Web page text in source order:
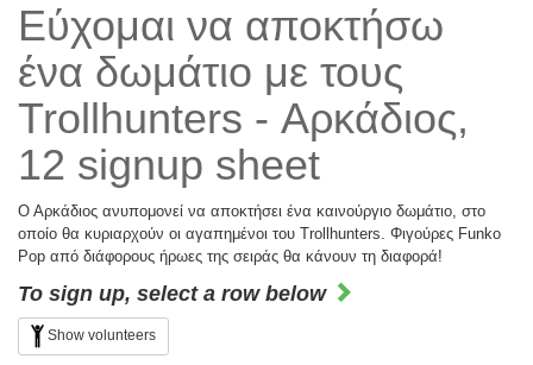
Εύχομαι να αποκτήσω
ένα δωμάτιο με τους
Trollhunters - Αρκάδιος,
12 signup sheet
Ο Αρκάδιος ανυπομονεί να αποκτήσει ένα καινούργιο δωμάτιο, στο
οποίο θα κυριαρχούν οι αγαπημένοι του Trollhunters. Φιγούρες Funko
Pop από διάφορους ήρωες της σειράς θα κάνουν τη διαφορά!
To sign up, select a row below
Show volunteers